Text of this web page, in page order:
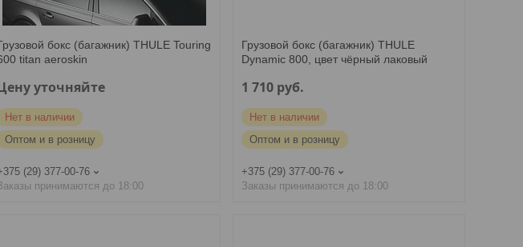
бокс (багажник) THULE Touring
titan aeroskin
уточняйте
Нет в наличии
Оптом и в розницу
(29) 377-00-76
принимаются до 18:00
Грузовой бокс (багажник) THULE
Dynamic 800, цвет чёрный лаковый
1 710 руб.
Нет в наличии
Оптом и в розницу
+375 (29) 377-00-76
Заказы принимаются до 18:00